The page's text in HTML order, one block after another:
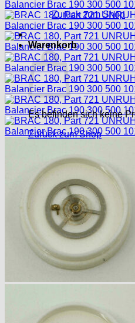
Zurück zum Shop
Warenkorb
Es befinden sich keine
Zurück zum Shop